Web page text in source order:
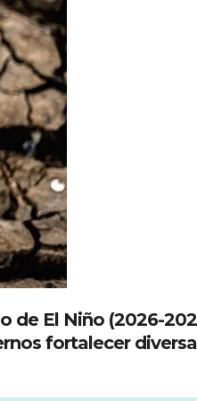
de El Niño (2026-
fortalecer